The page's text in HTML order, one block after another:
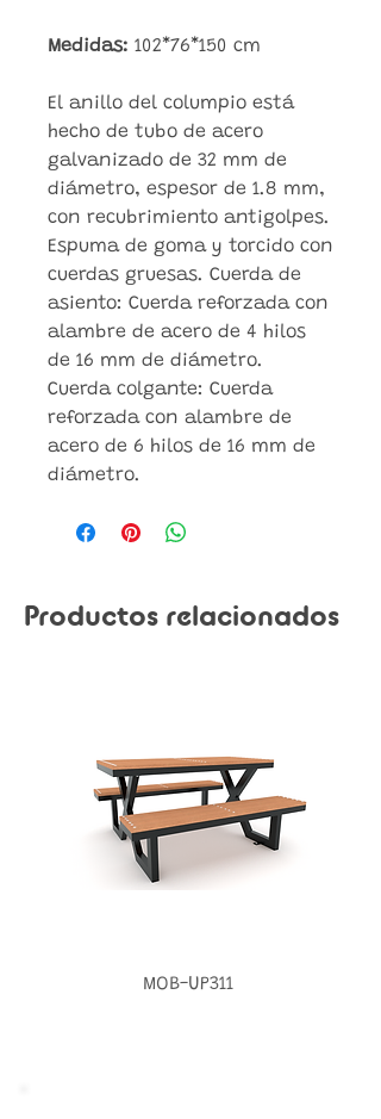
Medidas: 102*76*150 cm
El anillo del columpio está
hecho de tubo de acero
galvanizado de 32 mm de
diámetro, espesor de 1.8 mm,
con recubrimiento antigolpes.
Espuma de goma y torcido con
cuerdas gruesas. Cuerda de
asiento: Cuerda reforzada con
alambre de acero de 4 hilos
de 16 mm de diámetro.
Cuerda colgante: Cuerda
reforzada con alambre de
acero de 6 hilos de 16 mm de
diámetro.
Productos relacionados
MOB-UP311